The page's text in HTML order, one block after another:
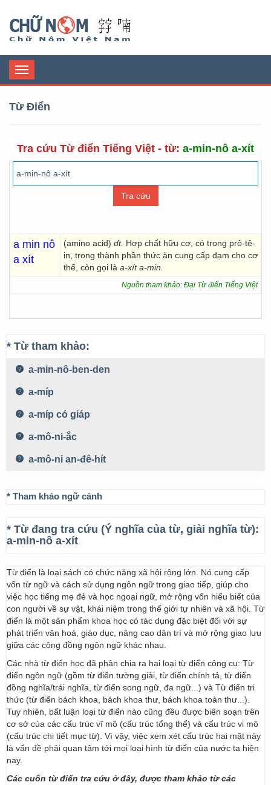
Toggle
navigation
Từ Điển
Tra cứu Từ điển Tiếng Việt - từ: a-min-nô a-xít
a min nô
a xít
(amino acid) dt. Hợp chất hữu cơ, có trong prô-tê-
in, trong thành phần thức ăn cung cấp đạm cho cơ
thể, còn gọi là a-xít a-min.
Nguồn tham khảo: Đại Từ điển Tiếng Việt
* Từ tham khảo:
a-min-nô-ben-den
a-míp
a-míp có giáp
a-mô-ni-ắc
a-mô-ni an-đê-hít
* Tham khảo ngữ cảnh
* Từ đang tra cứu (Ý nghĩa của từ, giải nghĩa từ):
a-min-nô a-xít
Từ điển là loại sách có chức năng xã hội rộng lớn. Nó cung cấp
vốn từ ngữ và cách sử dụng ngôn ngữ trong giao tiếp, giúp cho
việc học tiếng mẹ đẻ và học ngoại ngữ, mở rộng vốn hiểu biết của
con người về sự vật, khái niệm trong thế giới tự nhiên và xã hội. Từ
điển là một sản phẩm khoa học có tác dụng đặc biệt đối với sự
phát triển văn hoá, giáo dục, nâng cao dân trí và mở rộng giao lưu
giữa các cộng đồng ngôn ngữ khác nhau.
Các nhà từ điển học đã phân chia ra hai loại từ điển công cụ: Từ
điển ngôn ngữ (gồm từ điển tường giải, từ điển chính tả, từ điển
đồng nghĩa/trái nghĩa, từ điển song ngữ, đa ngữ...) và Từ điển tri
thức (từ điển bách khoa, bách khoa thư, bách khoa toàn thư...).
Tuy nhiên, bất luận loại từ điển nào cũng đều được biên soạn trên
cơ sở của các cấu trúc vĩ mô (cấu trúc tổng thể) và cấu trúc vi mô
(cấu trúc chi tiết mục từ). Vì vậy, việc xem xét cấu trúc hai mặt này
là vấn đề phải quan tâm tới mọi loại hình từ điển của nước ta hiện
nay.
Các cuốn từ điển tra cứu ở đây, được tham khảo từ các